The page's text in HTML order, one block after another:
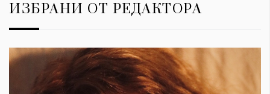
ИЗБРАНИ ОТ РЕДАКТОРА